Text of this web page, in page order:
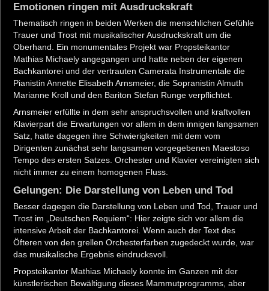
Emotionen ringen mit Ausdruckskraft
Thematisch ringen in beiden Werken die menschlichen Gefühle
Trauer und Trost mit musikalischer Ausdruckskraft um die
Oberhand. Ein monumentales Projekt war Propsteikantor
Mathias Michaely angegangen und hatte neben der eigenen
Bachkantorei und der vertrauten Camerata Instrumentale die
Pianistin Annette Elisabeth Arnsmeier, die Sopranistin Almuth
Marianne Kroll und den Bariton Stefan Runge verpflichtet.
Arnsmeier erfüllte in dem sehr anspruchsvollen und kraftvollen
Klavierpart die Erwartungen vor allem in dem innigen langsamen
Satz, hatte dagegen ihre Schwierigkeiten mit dem vom
Dirigenten zunächst sehr langsamen vorgegebenen Maestoso
Tempo des ersten Satzes. Orchester und Klavier vereinigten sich
nicht immer zu einem homogenen Fluss.
Gelungen: Die Darstellung von Leben und Tod
Besser dagegen die Darstellung von Leben und Tod, Trauer und
Trost im „Deutschen Requiem“: Hier zeigte sich vor allem die
intensive Arbeit der Bachkantorei. Wenn auch der Text des
Öfteren von den grellen Orchesterfarben zugedeckt wurde, war
das musikalische Ergebnis eindrucksvoll.
Propsteikantor Mathias Michaely konnte im Ganzen mit der
künstlerischen Bewältigung dieses Mammutprogramms, aber